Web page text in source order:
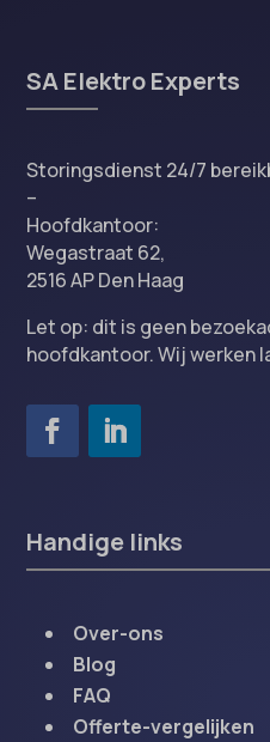
SA Elektro Experts
Storingsdienst 24/7
–
Hoofdkantoor:
Wegastraat 62,
2516 AP Den Haag
Let op: dit is geen
hoofdkantoor. Wij werken
Handige links
Over-ons
Blog
FAQ
Offerte-vergelijken